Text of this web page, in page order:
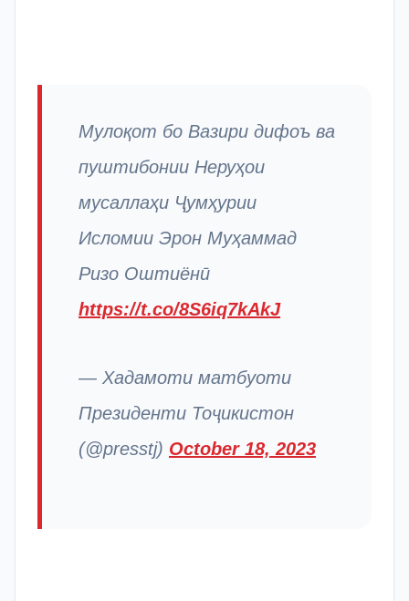
Мулоқот бо Вазири дифоъ ва
пуштибонии Неруҳои
мусаллаҳи Ҷумҳурии
Исломии Эрон Муҳаммад
Ризо Оштиёнӣ
https://t.co/8S6iq7kAkJ
— Хадамоти матбуоти
Президенти Тоҷикистон
(@presstj) October 18, 2023